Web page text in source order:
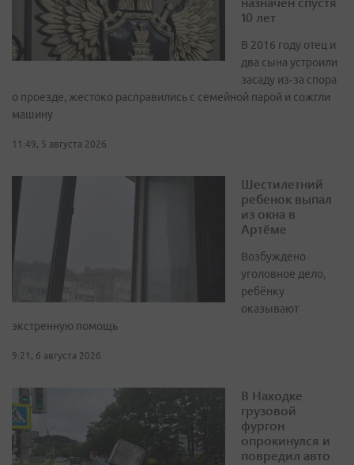
10 лет
В 2016 году отец и
два сына устроили
засаду из‑за спора
о проезде, жестоко расправились с семейной парой и сожгли
машину
11:49, 5 августа 2026
Шестилетний
ребенок выпал
из окна в
Артёме
Возбуждено
уголовное дело,
ребёнку
оказывают
экстренную помощь
9:21, 6 августа 2026
В Находке
грузовой
фургон
опрокинулся и
повредил авто